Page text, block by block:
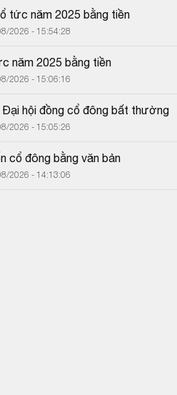
tức năm 2025 bằng tiền
2026 - 15:54:28
năm 2025 bằng tiền
2026 - 15:06:16
hội đồng cổ đông bất thường
2026 - 15:05:26
cổ đông bằng văn bản
2026 - 14:13:06